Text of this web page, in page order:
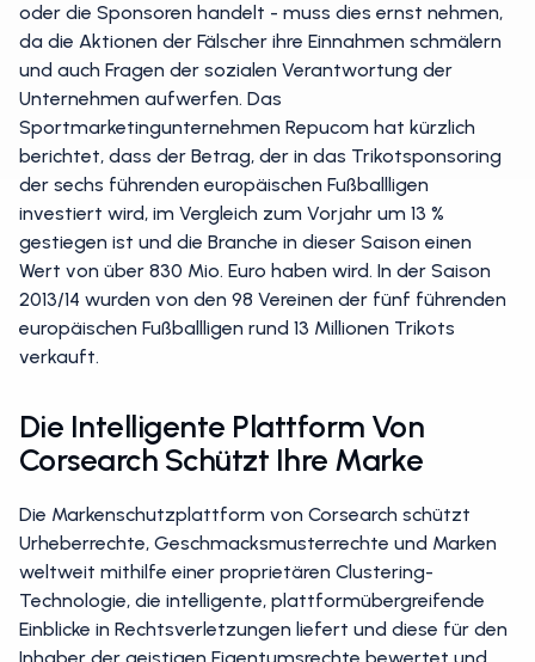
oder die Sponsoren handelt - muss dies ernst nehmen,
da die Aktionen der Fälscher ihre Einnahmen schmälern
und auch Fragen der sozialen Verantwortung der
Unternehmen aufwerfen. Das
Sportmarketingunternehmen Repucom hat kürzlich
berichtet, dass der Betrag, der in das Trikotsponsoring
der sechs führenden europäischen Fußballligen
investiert wird, im Vergleich zum Vorjahr um 13 %
gestiegen ist und die Branche in dieser Saison einen
Wert von über 830 Mio. Euro haben wird. In der Saison
2013/14 wurden von den 98 Vereinen der fünf führenden
europäischen Fußballligen rund 13 Millionen Trikots
verkauft.
Die Intelligente Plattform Von
Corsearch Schützt Ihre Marke
Die Markenschutzplattform von Corsearch schützt
Urheberrechte, Geschmacksmusterrechte und Marken
weltweit mithilfe einer proprietären Clustering-
Technologie, die intelligente, plattformübergreifende
Einblicke in Rechtsverletzungen liefert und diese für den